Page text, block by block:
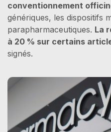
conventionnement
génériques, les dispositifs
parapharmaceutiques. La
à 20 % sur certains
signés.